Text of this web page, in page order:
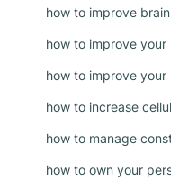
how to improve
how to improve your
how to improve your
how to increase
how to manage
how to own your